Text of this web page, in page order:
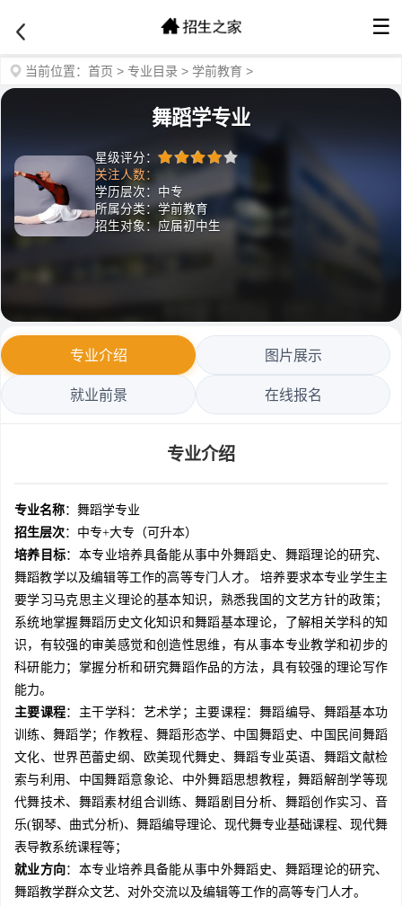
☰
当前位置： 首页 > 专业目录 > 学前教育 >
舞蹈学专业
星级评分：
关注人数：
学历层次：中专
所属分类：学前教育
招生对象：应届初中生
专业介绍 图片展示
就业前景 在线报名
专业介绍
专业名称：舞蹈学专业
招生层次：中专+大专（可升本）
培养目标：本专业培养具备能从事中外舞蹈史、舞蹈理论的研究、
舞蹈教学以及编辑等工作的高等专门人才。 培养要求本专业学生主
要学习马克思主义理论的基本知识，熟悉我国的文艺方针的政策；
系统地掌握舞蹈历史文化知识和舞蹈基本理论，了解相关学科的知
识，有较强的审美感觉和创造性思维，有从事本专业教学和初步的
科研能力；掌握分析和研究舞蹈作品的方法，具有较强的理论写作
能力。
主要课程：主干学科：艺术学；主要课程：舞蹈编导、舞蹈基本功
训练、舞蹈学；作教程、舞蹈形态学、中国舞蹈史、中国民间舞蹈
文化、世界芭蕾史纲、欧美现代舞史、舞蹈专业英语、舞蹈文献检
索与利用、中国舞蹈意象论、中外舞蹈思想教程，舞蹈解剖学等现
代舞技术、舞蹈素材组合训练、舞蹈剧目分析、舞蹈创作实习、音
乐(钢琴、曲式分析)、舞蹈编导理论、现代舞专业基础课程、现代舞
表导教系统课程等；
就业方向：本专业培养具备能从事中外舞蹈史、舞蹈理论的研究、
舞蹈教学群众文艺、对外交流以及编辑等工作的高等专门人才。